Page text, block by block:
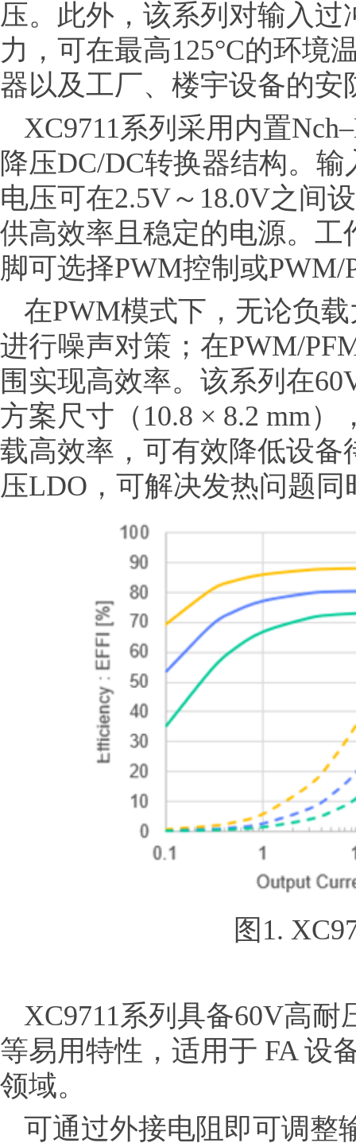
压。此外，该系列对输入
力，可在最高125°C的环境
器以及工厂、楼宇设备的
XC9711系列采用内置
降压DC/DC转换器结构。
电压可在2.5V～18.0V之间
供高效率且稳定的电源。工
脚可选择PWM控制或PWM/
在PWM模式下，无论负
进行噪声对策；在PWM/
围实现高效率。该系列在
方案尺寸（10.8 × 8.2 mm
载高效率，可有效降低设
压LDO，可解决发热问题同
图1.
XC9711系列具备60V高
等易用特性，适用于 FA 设
领域。
可通过外接电阻即可调整